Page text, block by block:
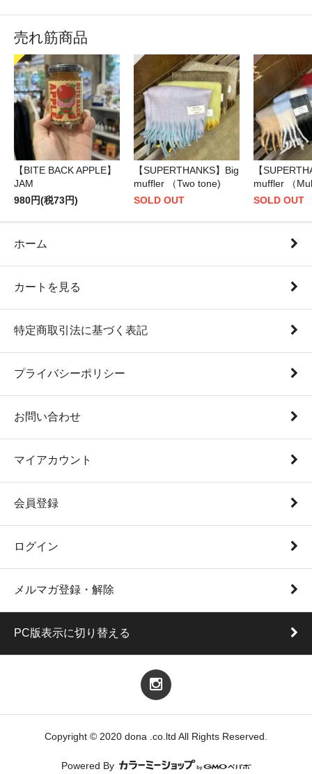
売れ筋商品
【BITE BACK APPLE】
JAM
980円(税73円)
【SUPERTHANKS】Big
muffler （Two tone)
SOLD OUT
【
muffler （
SOLD OUT
ホーム
カートを見る
特定商取引法に基づく表記
プライバシーポリシー
お問い合わせ
マイアカウント
会員登録
ログイン
メルマガ登録・解除
PC版表示に切り替える
Copyright © 2020 dona .co.ltd All Rights Reserved.
Powered By